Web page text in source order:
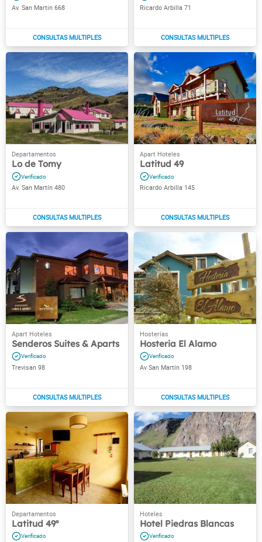
Av. San Martin 668 Ricardo Arbilla 71
Lo de Tomy
Av. San Martín 480
Latitud 49
Ricardo Arbilla 145
Senderos Suites & Aparts
Trevisan 98
Hosteria El Alamo
Av San Martín 198
Latitud 49º Hotel Piedras Blancas